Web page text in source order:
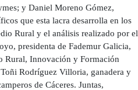
y Daniel Moreno Gómez,
que esta lacra desarrolla en los
Rural y el análisis realizado por el
presidenta de Fademur Galicia,
Rural, Innovación y Formación
Rodríguez Villoria, ganadera y
de Cáceres. Juntas,